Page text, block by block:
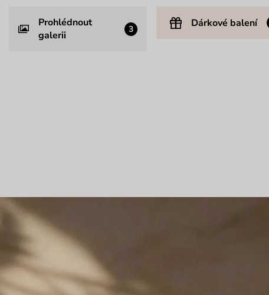
Prohlédnout
galerii
3 Dárkové balení